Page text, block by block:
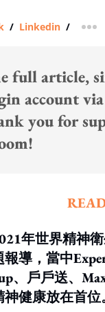
/ Linkedin /
full article,
account
you for
年世界精神
導，當中
、戶戶送、
健康放在首位